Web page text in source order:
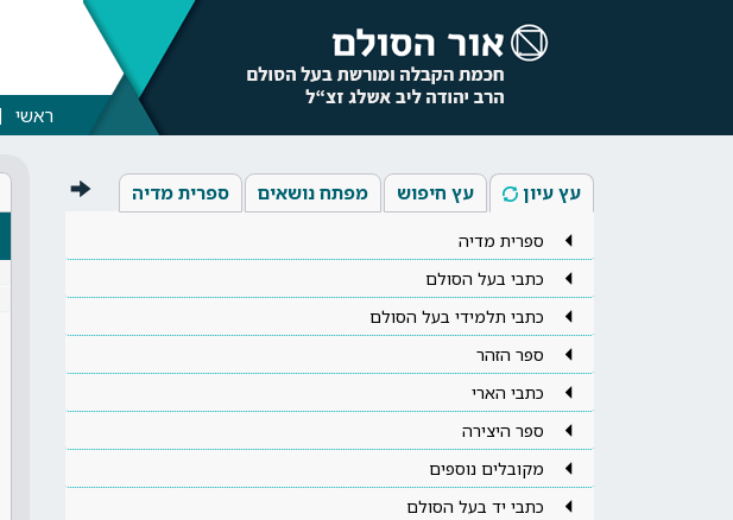
ראשי
עץ עיון עץ חיפוש מפתח נושאים ספרית מדיה
ספרית מדיה
כתבי בעל הסולם
כתבי תלמידי בעל הסולם
ספר הזהר
כתבי הארי
ספר היצירה
מקובלים נוספים
כתבי יד בעל הסולם